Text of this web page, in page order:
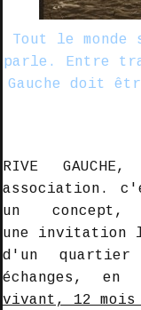
Tout le
parle. Entre
Gauche doit
RIVE GAUCHE,
association.
un
une invitation
d'un quartier
échanges , en
vivant, 12 mois